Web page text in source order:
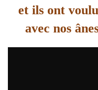
et ils ont
avec nos